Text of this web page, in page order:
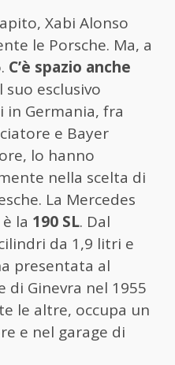
Xabi Alonso
le Porsche. Ma, a
C’è spazio anche
suo esclusivo
in Germania, fra
e Bayer
lo hanno
nella scelta di
La Mercedes
la 190 SL. Dal
da 1,9 litri e
presentata al
di Ginevra nel 1955
le altre, occupa un
e nel garage di